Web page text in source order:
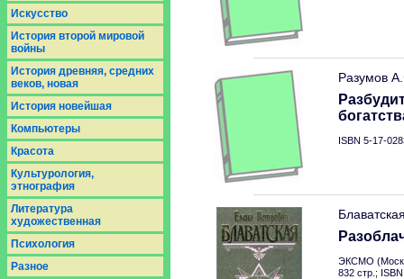
Искусство
История второй мировой
войны
История древняя, средних
веков, новая
История новейшая
Компьютеры
Красота
Культурология,
этнография
Литература
художественная
Психология
Разное
Разумов
ISBN 5-17-
ЭКСМО
832 стр.;